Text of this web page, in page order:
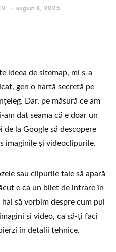
august 8, 2025
ideea de sitemap, mi s-a
gen o hartă secretă pe
Dar, pe măsură ce am
dat seama că e doar un
la Google să descopere
imaginile și videoclipurile.
sau clipurile tale să apară
e ca un bilet de intrare în
să vorbim despre cum pui
și video, ca să-ți faci
în detalii tehnice.